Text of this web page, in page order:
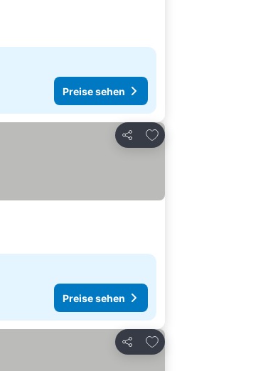
Preise sehen
Teilen
Zu Favoriten hinzufügen
Preise sehen
Teilen
Zu Favoriten hinzufügen